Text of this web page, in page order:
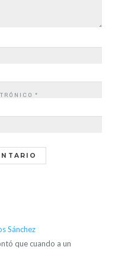
*
Sánchez
que cuando a un